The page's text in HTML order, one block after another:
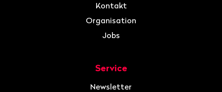
Kontakt
Organisation
Jobs
Service
Newsletter